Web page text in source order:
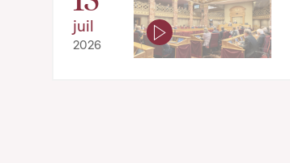
juil
2026